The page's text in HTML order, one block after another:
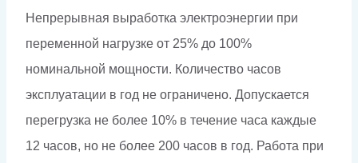
Непрерывная выработка электроэнергии при
переменной нагрузке от 25% до 100%
номинальной мощности. Количество часов
эксплуатации в год не ограничено. Допускается
перегрузка не более 10% в течение часа каждые
12 часов, но не более 200 часов в год. Работа при